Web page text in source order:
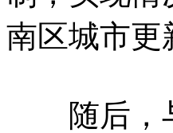
南区城市更
随后，与